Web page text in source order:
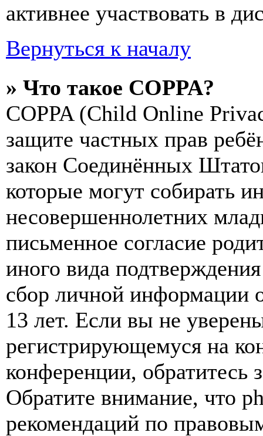
активнее участвовать в
Вернуться к началу
» Что такое COPPA?
COPPA (Child Online
защите частных прав
закон Соединённых
которые могут собирать
несовершеннолетних
письменное согласие
иного вида
сбор личной информации
13 лет. Если вы не
регистрирующемуся на
конференции, обратитесь
Обратите внимание, что
рекомендаций по